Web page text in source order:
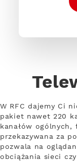
W RFC dajemy Ci
pakiet nawet 220
kanałów
przekazywana za
pozwala na
obciążania sieci